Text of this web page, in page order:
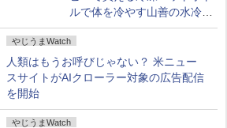
ルで体を冷やす山善の水冷ベ
ストがロードバイクにちょう
どいい【ぼっち・ざ・ろー
ど！その14】
やじうまWatch
人類はもうお呼びじゃない？ 米ニュー
スサイトがAIクローラー対象の広告配信
を開始
やじうまWatch